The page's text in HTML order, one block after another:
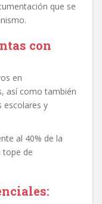
que se
con
en
así como también
escolares y
al 40% de la
tope de